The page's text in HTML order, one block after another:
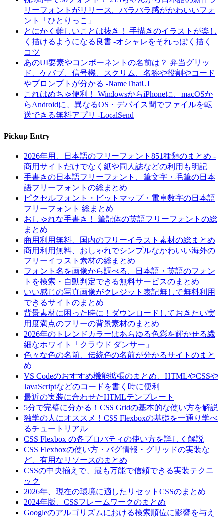
リーフォントがリリース、パラパラ感がかわいいフォ
ント「ひとりっこ」
とにかく難しいことは抜き！ 手描きのイラストが楽し
く描けるようになる良書 -オシャレをそれっぽく描く
コツ
あのUI要素やコンポーネントの名前は？ 弁当グリッ
ド、ケバブ、信号機、スクリム、名称や役割やコード
やプロンプトが分かる -NameThatUI
これはめちゃ便利！ WindowsからiPhoneに、macOSか
らAndroidに、異なるOS・デバイス間でファイルを転
送できる無料アプリ -LocalSend
Pickup Entry
2026年用、日本語のフリーフォント851種類のまとめ -
商用サイトだけでなく紙や同人誌などの利用も明記
手書きの日本語フリーフォント、筆文字・毛筆の日本
語フリーフォントの総まとめ
ピクセルフォント・ビットマップ・電卓数字の日本語
フリーフォント 総まとめ
おしゃれな手書き！ 筆記体の英語フリーフォントの総
まとめ
商用利用無料、国内のフリーイラスト素材の総まとめ
商用利用無料、おしゃれでシンプルなかわいい海外の
フリーイラスト素材の総まとめ
フォント名を画像から調べる、日本語・英語のフォン
トを検索・自動判定できる無料サービスのまとめ
いい感じの写真画像がクレジット表記無しで無料利用
できるサイトのまとめ
背景素材に困った時に！ダウンロードしておきたい実
用度満点のフリーの背景素材のまとめ
2026年のトレンドカラーはあらゆる色彩を輝かせる繊
細なホワイト「クラウド ダンサー」
色々な色の名前、伝統色の名前が分かるサイトのまと
め
VS Codeのおすすめ機能拡張のまとめ、HTMLやCSSや
JavaScriptなどのコードを書く時に便利
最近の実装に合わせたHTMLテンプレート
5分で完璧に分かる！CSS Gridの基本的な使い方を解説
独学の人にオススメ！CSS Flexboxの基礎を一通り学べ
るチュートリアル
CSS Flexbox の各プロパティの使い方を詳しく解説
CSS Flexboxの使い方・バグ情報・グリッドの実装な
ど、有用なリソースのまとめ
CSSの中央揃えで、最も万能で信頼できる実装テクニ
ック
2026年、現在の環境に適したリセットCSSのまとめ
2024年版、CSSフレームワークのまとめ
Googleのアルゴリズムにおける検索順位に影響を与え